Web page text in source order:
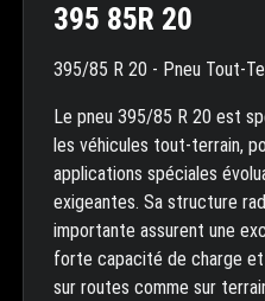
395 85R 20
395/85 R 20 - Pneu Tout-
Le pneu 395/85 R 20 est
les véhicules tout-terrain,
applications spéciales
exigeantes. Sa structure
importante assurent une
forte capacité de charge
sur routes comme sur